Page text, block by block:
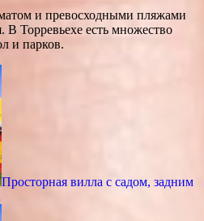
и превосходными пляжами
Торревьехе есть множество
и парков.
Просторная вилла с садом, задним